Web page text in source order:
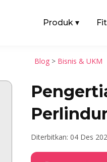
Produk ▾
Blog > Bisnis & UKM
Diterbitkan: 04 Des